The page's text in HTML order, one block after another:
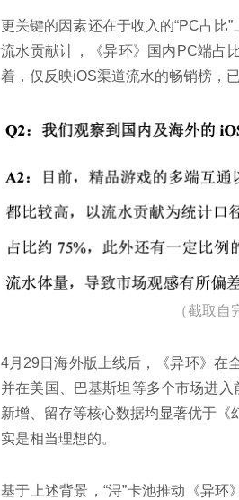
更关键的因素还在于收入的“PC占比
流水贡献计，《异环》国内PC端占
着，仅反映iOS渠道流水的畅销榜，
（截取自
4月29日海外版上线后，《异环》在
并在美国、巴基斯坦等多个市场进
新增、留存等核心数据均显著优于
实是相当理想的。
基于上述背景，“浔”卡池推动《异